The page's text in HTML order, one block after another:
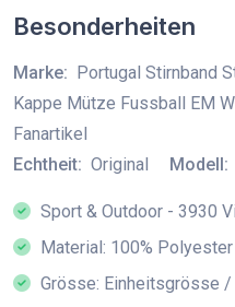
Besonderheiten
Marke: Portugal Stirnband
Kappe Mütze Fussball EM
Fanartikel
Echtheit: Original Modell:
Sport & Outdoor - 3930
Material: 100% Polyester
Grösse: Einheitsgrösse /